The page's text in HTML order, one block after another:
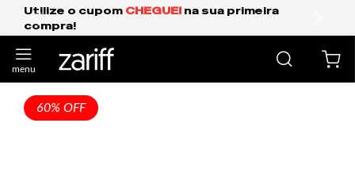
Frete Grátis Expresso para o Sul e São
anterior
60% OFF